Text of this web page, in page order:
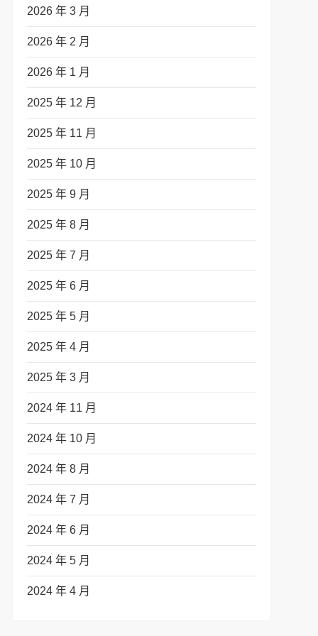
2026 年 3 月
2026 年 2 月
2026 年 1 月
2025 年 12 月
2025 年 11 月
2025 年 10 月
2025 年 9 月
2025 年 8 月
2025 年 7 月
2025 年 6 月
2025 年 5 月
2025 年 4 月
2025 年 3 月
2024 年 11 月
2024 年 10 月
2024 年 8 月
2024 年 7 月
2024 年 6 月
2024 年 5 月
2024 年 4 月